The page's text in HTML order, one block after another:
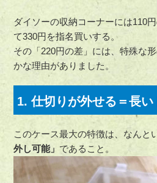
ダイソーの収納コーナーには110
て330円を指名買いする。
その「220円の差」には、特殊な
かな理由がありました。
1. 仕切りが外せる＝長
このケース最大の特徴は、なんと
外し可能」 であること。